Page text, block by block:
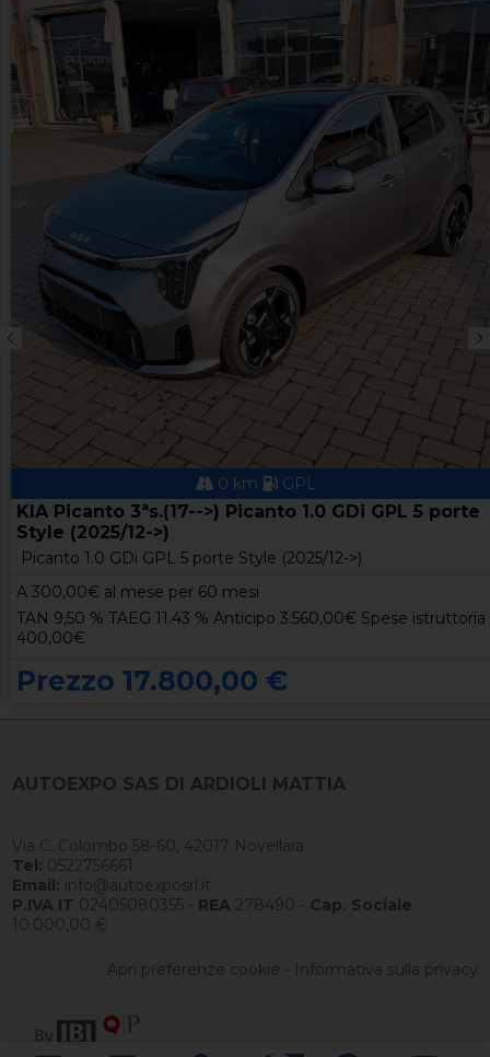
0 km GPL
KIA Picanto 3ªs.(17-->) Picanto 1.0 GDi GPL 5 porte
Style (2025/12->)
Picanto 1.0 GDi GPL 5 porte Style (2025/12->)
A 300,00€ al mese per 60 mesi
TAN 9,50 % TAEG 11.43 % Anticipo 3.560,00€ Spese istruttoria
400,00€
Prezzo 17.800,00 €
AUTOEXPO SAS DI ARDIOLI MATTIA
Via C. Colombo 58-60, 42017 Novellara
Tel: 0522756661
Email: info@autoexposrl.it
P.IVA IT 02405080355 - REA 278490 - Cap. Sociale
10.000,00 €
Apri preferenze cookie - Informativa sulla privacy